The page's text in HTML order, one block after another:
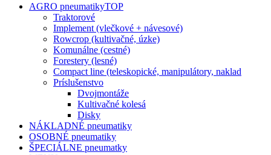
AGRO pneumatikyTOP
Traktorové
Implement (vlečkové + návesové)
Rowcrop (kultivačné, úzke)
Komunálne (cestné)
Forestery (lesné)
Compact line (teleskopické, manipulátory, naklad
Príslušenstvo
Dvojmontáže
Kultivačné kolesá
Disky
NÁKLADNÉ pneumatiky
OSOBNÉ pneumatiky
ŠPECIÁLNE pneumatky